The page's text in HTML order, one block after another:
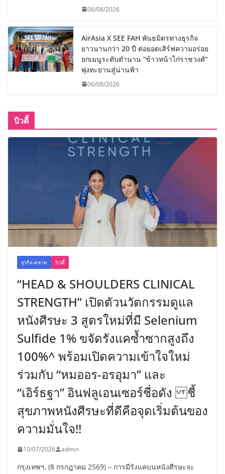
06/08/2026
AirAsia X SEE FAH พันธมิตรทางธุรกิจ
ยาวนานกว่า 20 ปี ต่อยอดเสิร์ฟความอร่อย
ยกเมนูระดับตำนาน “ข้าวหน้าไก่ราชวงศ์”
พุ่งทะยานสู่น่านฟ้า
06/08/2026
บิวตี้
ธุรกิจ-ตลาด บิวตี้
“HEAD & SHOULDERS CLINICAL
STRENGTH” เปิดตัวนวัตกรรมดูแล
หนังศีรษะ 3 สูตรใหม่ที่มี Selenium
Sulfide 1% ขจัดรังแคซ้ำซากสูงถึง
100%^ พร้อมเปิดความเข้าใจใหม่
ร่วมกับ “หมออร-อรอุมา” และ
“เอิร์ธฐา” อินฟลูเอนเซอร์ชื่อดัง ชี้
สุขภาพหนังศีรษะที่ดีคือจุดเริ่มต้นของ
ความมั่นใจ!!
10/07/2026 admin
กรุงเทพฯ, (8 กรกฎาคม 2569) – การมีรังแคบนหนังศีรษะจะ